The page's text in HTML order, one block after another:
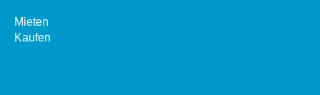
Mieten
Kaufen